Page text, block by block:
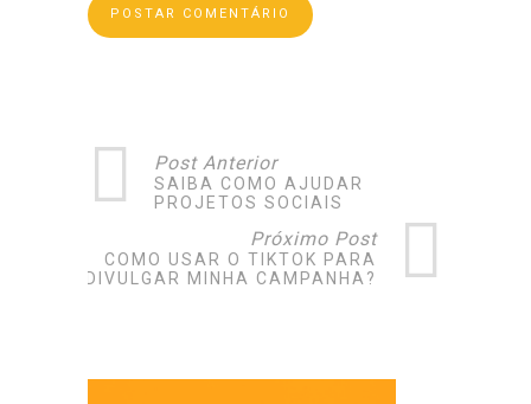
Post Anterior
SAIBA COMO AJUDAR
PROJETOS SOCIAIS
Próximo Post
COMO USAR O TIKTOK PARA
DIVULGAR MINHA CAMPANHA?